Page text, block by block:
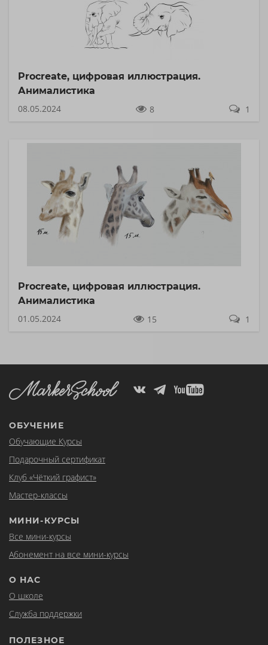
Procreate, цифровая иллюстрация.
Анималистика
08.05.2024
8 1
Procreate, цифровая иллюстрация.
Анималистика
01.05.2024
15 1
ОБУЧЕНИЕ
Обучающие Курсы
Подарочный сертификат
Клуб «Чёткий графист»
Мастер-классы
МИНИ-КУРСЫ
Все мини-курсы
Абонемент на все мини-курсы
О НАС
О школе
Служба поддержки
ПОЛЕЗНОЕ